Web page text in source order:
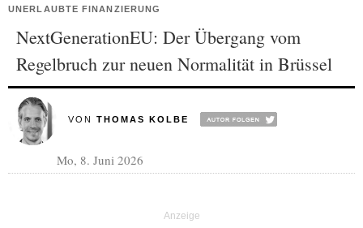
UNERLAUBTE FINANZIERUNG
NextGenerationEU: Der Übergang vom
Regelbruch zur neuen Normalität in Brüssel
VON THOMAS KOLBE
Mo, 8. Juni 2026